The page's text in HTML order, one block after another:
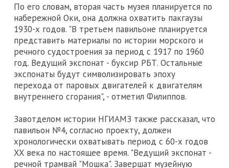
По его словам, вторая часть музея планируется по
набережной Оки, она должна охватить пакгаузы
1930-х годов. "В третьем павильоне планируется
представить материалы по истории морского и
речного судостроения за период с 1917 по 1960
год. Ведущий экспонат - буксир РБТ. Остальные
экспонаты будут символизировать эпоху
перехода от паровых двигателей к двигателям
внутреннего сгорания", - отметил Филиппов.
Завотделом истории НГИАМЗ также рассказал, что
павильон №4, согласно проекту, должен
хронологически охватывать период с 60-х годов
XX века по настоящее время. "Ведущий экспонат -
речной трамвай "Мошка". Завершат музейную